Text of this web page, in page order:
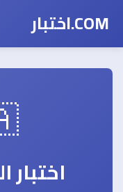
COM.اختبار
اختبار